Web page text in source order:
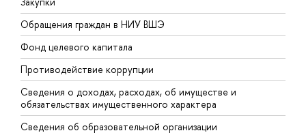
Обращения граждан в НИУ ВШЭ
Фонд целевого капитала
Противодействие коррупции
Сведения о доходах, расходах, об имуществе и
обязательствах имущественного характера
Сведения об образовательной организации